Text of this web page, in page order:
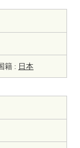
籍 : 日本